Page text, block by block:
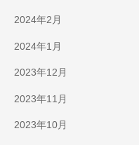
2024年2月
2024年1月
2023年12月
2023年11月
2023年10月